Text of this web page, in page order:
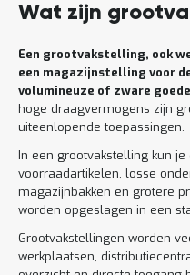
Wat zijn
Een grootvakstelling, ook
een magazijnstelling voor
volumineuze of zware
hoge draagvermogens zijn
uiteenlopende toepassingen.
In een grootvakstelling kun
voorraadartikelen, losse
magazijnbakken en grotere
worden opgeslagen in een
Grootvakstellingen worden
werkplaatsen,